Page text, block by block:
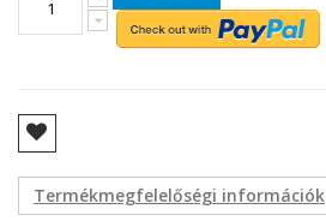
Termékmegfelelőségi információk